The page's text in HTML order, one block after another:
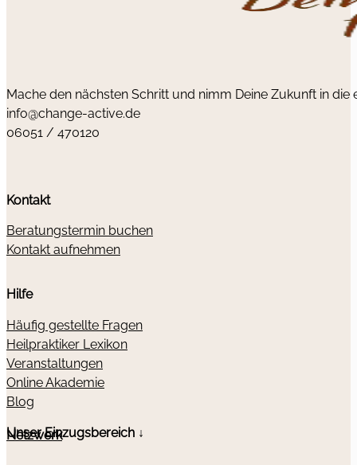
Mache den nächsten Schritt und nimm Deine Zukunft in die
info@change-active.de
06051 / 470120
Kontakt
Beratungstermin buchen
Kontakt aufnehmen
Hilfe
Häufig gestellte Fragen
Heilpraktiker Lexikon
Veranstaltungen
Online Akademie
Blog
Netzwerk
Unser Einzugsbereich ↓